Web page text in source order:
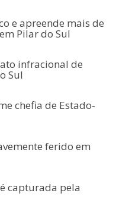
e apreende mais de
Pilar do Sul
infracional de
Sul
chefia de Estado-
ferido em
capturada pela